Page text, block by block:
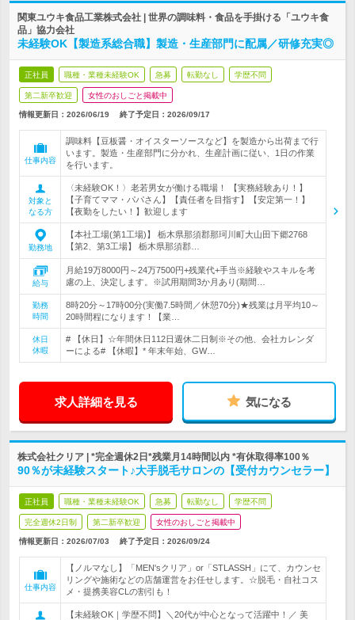
関東ユウキ食品工業株式会社 | 世界の調味料・食品を手掛ける「ユウキ食
品」協力会社
未経験OK【製造系総合職】製造・生産部門に配属／研修充実◎
正社員 職種・業種未経験OK 急募 転勤なし 学歴不問
第二新卒歓迎 女性のおしごと掲載中
情報更新日：2026/06/19 終了予定日： 2026/09/17
仕事内容
調味料【豆板醤・オイスターソースなど】を製造から出荷まで行
います。製造・生産部門に分かれ、生産計画に従い、1日の作業
を行います。
対象と
なる方
〈未経験OK！〉老若男女が働ける職場！ 【実務経験あり！】
【子育てママ・パパさん】【責任者を目指す】【安定第一！】
【夜勤をしたい！】歓迎します
勤務地
【本社工場(第1工場)】 栃木県那須郡那珂川町大山田下郷2768
【第2、第3工場】 栃木県那須郡…
給与
月給19万8000円～24万7500円+残業代+手当※経験やスキルを考
慮の上、決定します。※試用期間3か月あり(期間…
勤務
時間
8時20分～17時00分(実働7.5時間／休憩70分)★残業は月平均10～
20時間程になります！【業…
休日
休暇
# 【休日】☆年間休日112日週休二日制※その他、会社カレンダ
ーによる# 【休暇】* 年末年始、GW…
求人詳細を見る 気になる
株式会社クリア | *完全週休2日*残業月14時間以内 *有休取得率100％
90％が未経験スタート♪大手脱毛サロンの【受付カウンセラー】
正社員 職種・業種未経験OK 急募 転勤なし 学歴不問
完全週休2日制 第二新卒歓迎 女性のおしごと掲載中
情報更新日：2026/07/03 終了予定日： 2026/09/24
仕事内容
【ノルマなし】「MEN'sクリア」or「STLASSH」にて、カウンセ
リングや施術などの店舗運営をお任せします。☆脱毛・自社コス
メ・提携美容CLの割引も！
【未経験OK｜学歴不問】＼20代が中心となって活躍中！／ 美